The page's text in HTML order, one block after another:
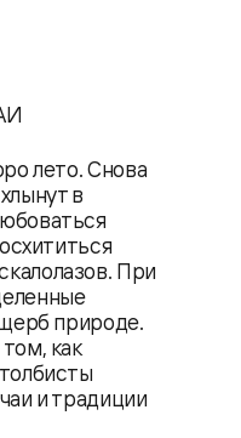
лето. Снова
в
При
природе.
как
и традиции